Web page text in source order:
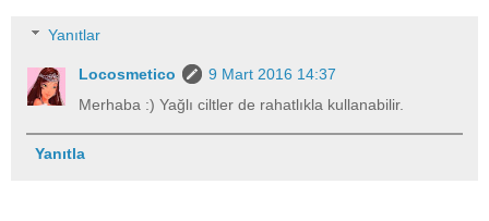
Yanıtlar
Locosmetico
9 Mart 2016 14:37
Merhaba :) Yağlı ciltler de rahatlıkla kullanabilir.
Yanıtla